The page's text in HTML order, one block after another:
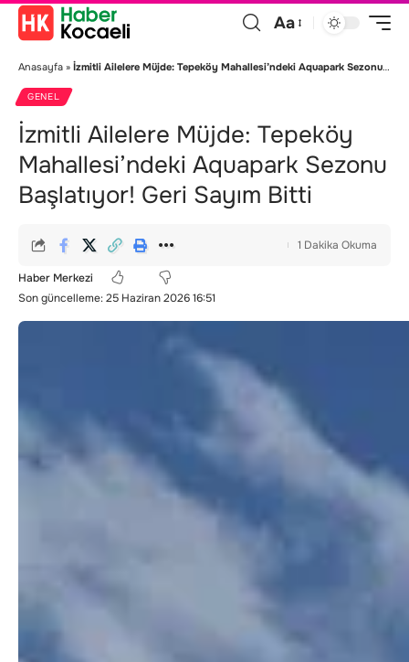
Aa
Anasayfa » İzmitli Ailelere Müjde: Tepeköy Mahallesi’ndeki Aquapark Sezonu Başlatıyor! Geri Sayım Bitti
GENEL
İzmitli Ailelere Müjde: Tepeköy
Mahallesi’ndeki Aquapark Sezonu
Başlatıyor! Geri Sayım Bitti
Son güncelleme: 25 Haziran 2026 16:51
Haber Merkezi
1 Dakika Okuma